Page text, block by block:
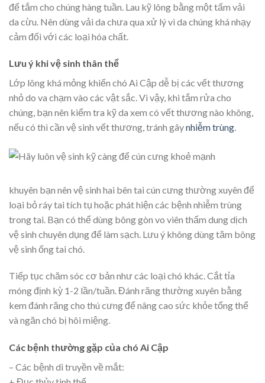
để tắm cho chúng hàng tuần. Lau kỹ lông bằng một tấm vải
da cừu. Nên dùng vải da chưa qua xử lý vì da chúng khá nhạy
cảm đối với các loại hóa chất.
Lưu ý khi vệ sinh thân thể
Lớp lông khá mỏng khiến chó Ai Cập dễ bị các vết thương
nhỏ do va chạm vào các vật sắc. Vì vậy, khi tắm rửa cho
chúng, bạn nên kiểm tra kỹ da xem có vết thương nào không,
nếu có thì cần vệ sinh vết thương, tránh gâynhiễm trùng.
khuyên bạn nên vệ sinh hai bên tai cún cưng thường xuyên để
loại bỏ ráy tai tích tụ hoặc phát hiện các bệnh nhiễm trùng
trong tai. Bạn có thể dùng bông gòn vo viên thấm dung dịch
vệ sinh chuyên dụng để làm sạch. Lưu ý không dùng tăm bông
vệ sinh ống tai chó.
Tiếp tục chăm sóc cơ bản như các loại chó khác. Cắt tỉa
móng định kỳ 1-2 lần/tuần. Đánh răng thường xuyên bằng
kem đánh răng cho thú cưng để nâng cao sức khỏe tổng thể
và ngăn chó bị hôi miệng.
Các bệnh thường gặp của chó Ai Cập
– Các bệnh di truyền về mắt: